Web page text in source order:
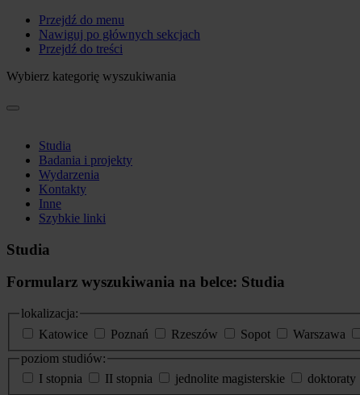
Przejdź do menu
Nawiguj po głównych sekcjach
Przejdź do treści
Wybierz kategorię wyszukiwania
Studia
Badania i projekty
Wydarzenia
Kontakty
Inne
Szybkie linki
Studia
Formularz wyszukiwania na belce: Studia
lokalizacja:
Katowice
Poznań Rzeszów Sopot Warszawa
poziom studiów:
I stopnia
II stopnia jednolite magisterskie doktoraty